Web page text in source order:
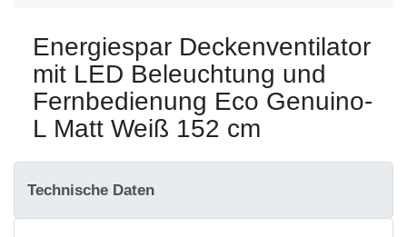
Energiespar Deckenventilator
mit LED Beleuchtung und
Fernbedienung Eco Genuino-
L Matt Weiß 152 cm
Technische Daten